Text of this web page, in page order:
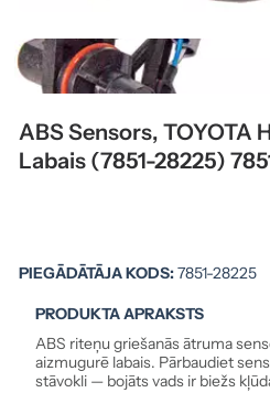
ABS Sensors, TOYOTA
Labais (7851-28225)
PIEGĀDĀTĀJA KODS:7851-28225
PRODUKTA APRAKSTS
ABS riteņu griešanās ātruma
aizmugurē labais. Pārbaudiet
stāvokli — bojāts vads ir biežs